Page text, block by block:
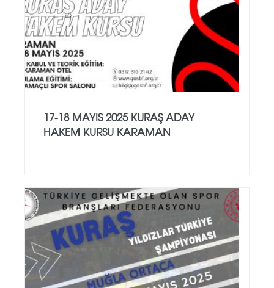
17-18 MAYIS 2025 KURAŞ ADAY
HAKEM KURSU KARAMAN